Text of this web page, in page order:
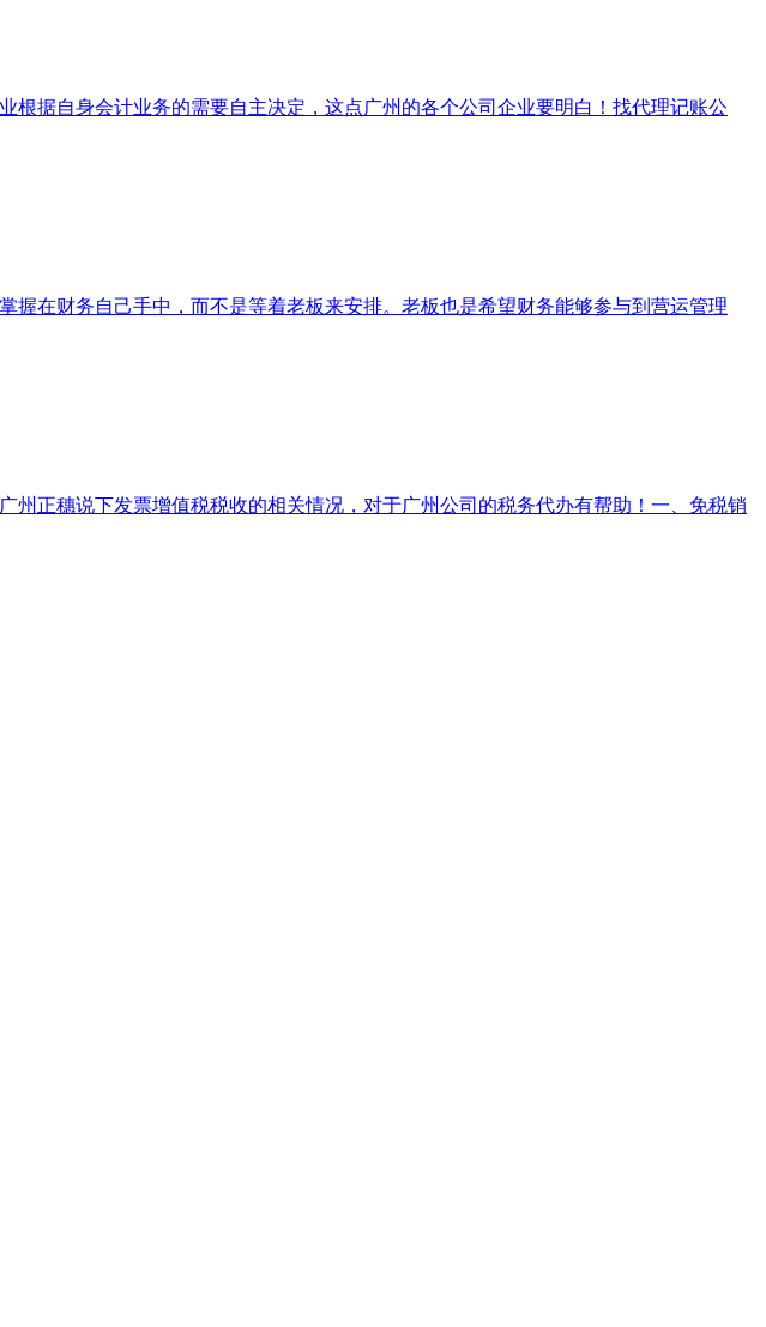
据自身会计业务的需要自主决定，这点广州的各个公司企业要明白！找代理记账公
在财务自己手中，而不是等着老板来安排。老板也是希望财务能够参与到营运管理
正穗说下发票增值税税收的相关情况，对于广州公司的税务代办有帮助！一、免税销